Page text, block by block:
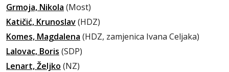
Grmoja, Nikola (Most)
Katičić, Krunoslav(HDZ)
Komes, Magdalena (HDZ, zamjenica Ivana Celjaka)
Lalovac, Boris (SDP)
Lenart, Željko (NZ)